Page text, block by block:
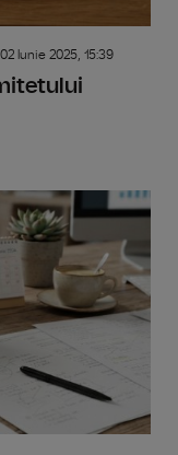
02 Iunie 2025, 15:39